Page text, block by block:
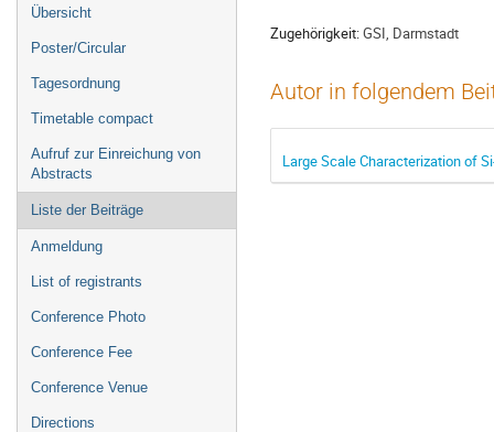
Übersicht
Poster/Circular
Tagesordnung
Timetable compact
Aufruf zur Einreichung von
Abstracts
Liste der Beiträge
Anmeldung
List of registrants
Conference Photo
Conference Fee
Conference Venue
Directions
Zugehörigkeit:GSI, Darmstadt
Autor in folgendem
Large Scale Characterization of